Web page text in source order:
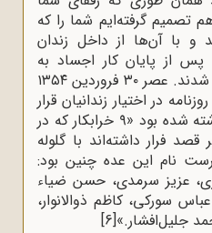
تصمیم گرفته‌ایم شما را که
و با آن‌ها از داخل زندان
پس از پایان کار اجساد به
بیمارستان ۵۰۱ ارتش منتقل شدند. عصر ۳۰ فروردین ۱۳۵۴
در اختیار زندانیان قرار
دادند. در این روزنامه‌ها نوشته شده بود «۹ خرابکار که در
فرار داشته‌اند با گلوله
نام این عده چنین بود:
عزیز سرمدی، حسن ضیاء
سورکی، کاظم ذوالانوار،
جلیل‌افشار.»[6]